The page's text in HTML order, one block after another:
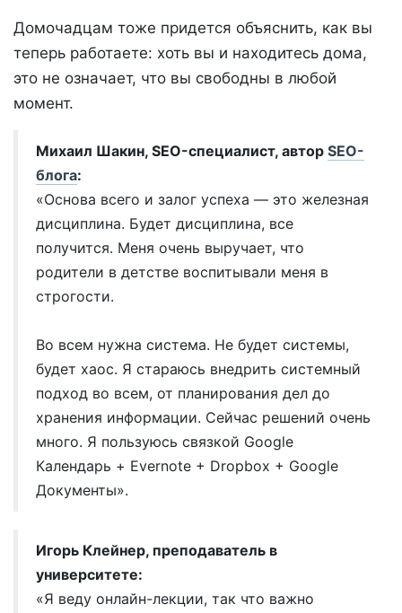
Домочадцам тоже придется объяснить, как вы
теперь работаете: хоть вы и находитесь дома,
это не означает, что вы свободны в любой
момент.
Михаил Шакин, SEO-специалист, автор SEO-
блога:
«Основа всего и залог успеха — это железная
дисциплина. Будет дисциплина, все
получится. Меня очень выручает, что
родители в детстве воспитывали меня в
строгости.
Во всем нужна система. Не будет системы,
будет хаос. Я стараюсь внедрить системный
подход во всем, от планирования дел до
хранения информации. Сейчас решений очень
много. Я пользуюсь связкой Google
Календарь + Evernote + Dropbox + Google
Документы».
Игорь Клейнер, преподаватель в
университете:
«Я веду онлайн-лекции, так что важно